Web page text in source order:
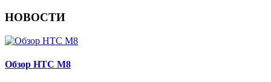
НОВОСТИ
Обзор НТС М8